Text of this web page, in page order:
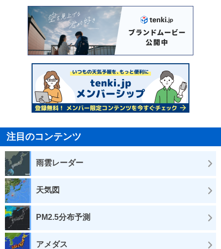
注目のコンテンツ
雨雲レーダー
天気図
PM2.5分布予測
アメダス